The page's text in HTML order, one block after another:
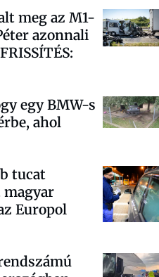
meg az M1-
azonnali
egy BMW-s
ahol
tucat
magyar
Europol